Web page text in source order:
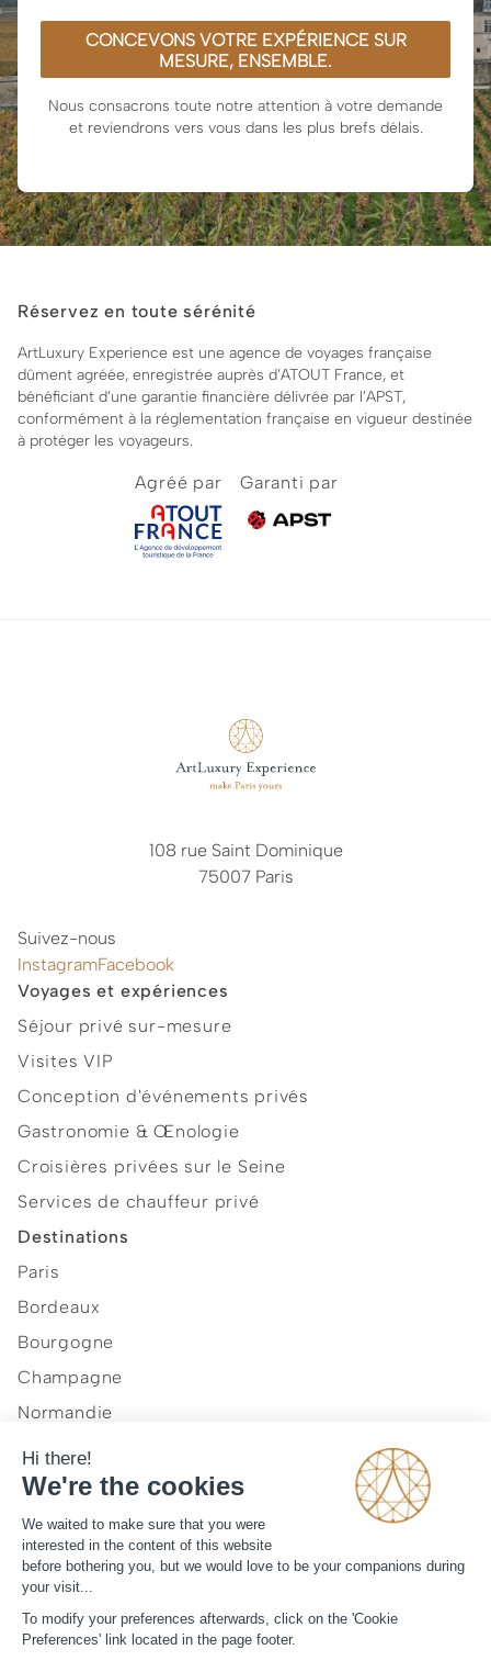
CONCEVONS VOTRE EXPÉRIENCE SUR
MESURE, ENSEMBLE.
Nous consacrons toute notre attention à votre demande
et reviendrons vers vous dans les plus brefs délais.
Réservez en toute sérénité
ArtLuxury Experience est une agence de voyages française
dûment agréée, enregistrée auprès d’ATOUT France, et
bénéficiant d’une garantie financière délivrée par l’APST,
conformément à la réglementation française en vigueur destinée
à protéger les voyageurs.
Agréé par Garanti par
108 rue Saint Dominique
75007 Paris
Suivez-nous
InstagramFacebook
Voyages et expériences
Séjour privé sur-mesure
Visites VIP
Conception d'événements privés
Gastronomie & Œnologie
Croisières privées sur le Seine
Services de chauffeur privé
Destinations
Paris
Bordeaux
Bourgogne
Champagne
Normandie
Provence et Côte d'Azur
Vallée de la Loire
Notre vision
Journal
Mentions légales
CGV